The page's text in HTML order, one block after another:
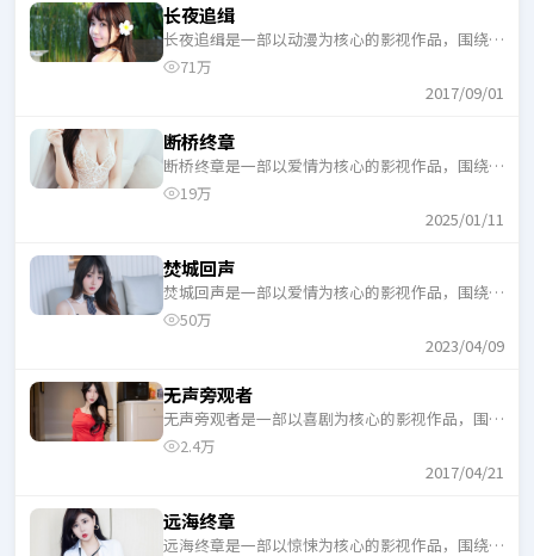
长夜追缉
长夜追缉是一部以动漫为核心的影视作品，围绕危
机、反转与人物成长展开，整体节奏紧凑，适合一
71万
2017/09/01
断桥终章
断桥终章是一部以爱情为核心的影视作品，围绕危
机、反转与人物成长展开，整体节奏紧凑，适合一
19万
2025/01/11
焚城回声
焚城回声是一部以爱情为核心的影视作品，围绕危
机、反转与人物成长展开，整体节奏紧凑，适合一
50万
2023/04/09
无声旁观者
无声旁观者是一部以喜剧为核心的影视作品，围绕
危机、反转与人物成长展开，整体节奏紧凑，适合
2.4万
2017/04/21
远海终章
远海终章是一部以惊悚为核心的影视作品，围绕危